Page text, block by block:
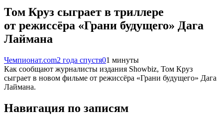
Том Круз сыграет в триллере
от режиссёра «Грани будущего» Дага
Лаймана
Чемпионат.com2 года спустя01 минуты
Как сообщают журналисты издания Showbiz, Том Круз
сыграет в новом фильме от режиссёра «Грани будущего» Дага
Лаймана.
Навигация по записям